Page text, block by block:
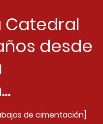
Catedral
desde
de cimentación]